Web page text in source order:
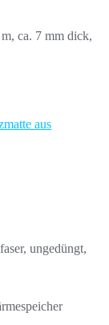
ca. 7 mm dick,
aus
ungedüngt,